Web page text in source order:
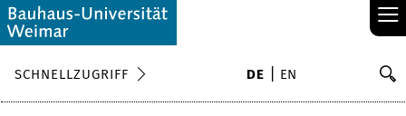
≡
SCHNELLZUGRIFF DE EN